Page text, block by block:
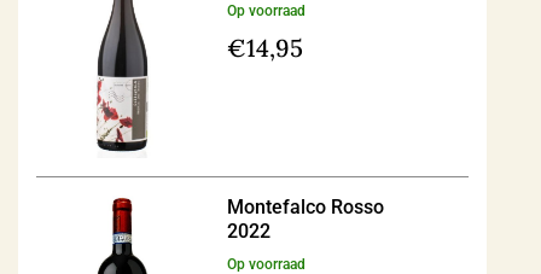
Op voorraad
€14,95
Montefalco Rosso
2022
Op voorraad